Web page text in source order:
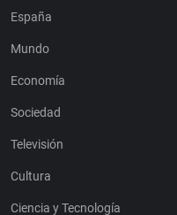
España
Mundo
Economía
Sociedad
Televisión
Cultura
Ciencia y Tecnología